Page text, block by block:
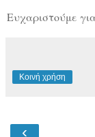
Ευχαριστούμε
Κοινή χρήση
‹